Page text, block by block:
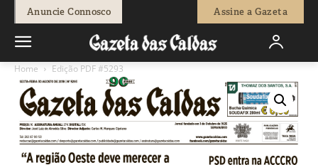
Anuncie Connosco Assine a Gazeta
Home Edição PDF #5293